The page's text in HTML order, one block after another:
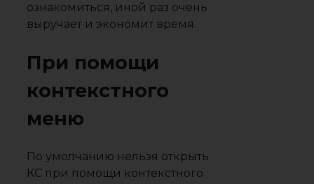
ознакомиться, иной раз очень
выручает и экономит время.
При помощи
контекстного
меню
По умолчанию нельзя открыть
КС при помощи контекстного